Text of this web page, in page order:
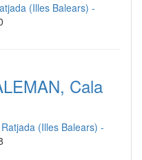
(Illes Balears) -
Cala
(Illes Balears) -